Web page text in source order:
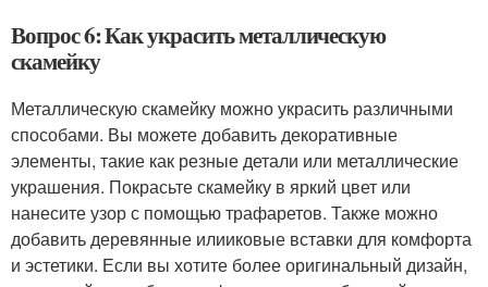
Вопрос 6: Как украсить металлическую
скамейку
Металлическую скамейку можно украсить различными
способами. Вы можете добавить декоративные
элементы, такие как резные детали или металлические
украшения. Покрасьте скамейку в яркий цвет или
нанесите узор с помощью трафаретов. Также можно
добавить деревянные илииковые вставки для комфорта
и эстетики. Если вы хотите более оригинальный дизайн,